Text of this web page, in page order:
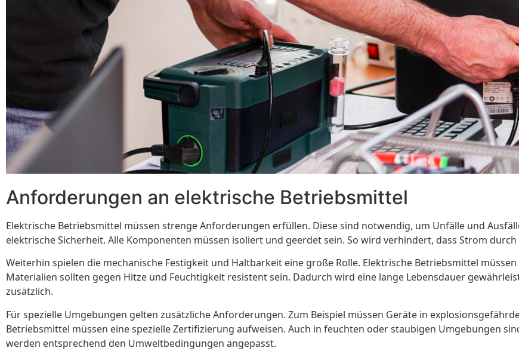
Anforderungen an elektrische Betriebsmittel
Elektrische Betriebsmittel müssen strenge Anforderungen erfüllen. Diese sind notwendig, um Unfälle und
elektrische Sicherheit. Alle Komponenten müssen isoliert und geerdet sein. So wird verhindert, dass Strom
Weiterhin spielen die mechanische Festigkeit und Haltbarkeit eine große Rolle. Elektrische Betriebsmittel
Materialien sollten gegen Hitze und Feuchtigkeit resistent sein. Dadurch wird eine lange Lebensdauer
zusätzlich.
Für spezielle Umgebungen gelten zusätzliche Anforderungen. Zum Beispiel müssen Geräte in
Betriebsmittel müssen eine spezielle Zertifizierung aufweisen. Auch in feuchten oder staubigen Umgebungen
werden entsprechend den Umweltbedingungen angepasst.